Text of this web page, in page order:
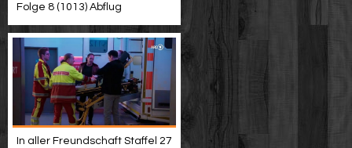
Folge 8 (1013) Abflug
In aller Freundschaft Staffel 27